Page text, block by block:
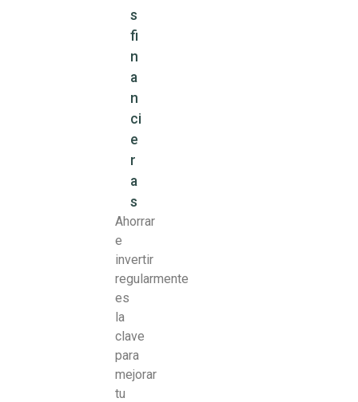
s
fi
n
a
n
ci
e
r
a
s
Ahorrar
e
invertir
regularmente
es
la
clave
para
mejorar
tu